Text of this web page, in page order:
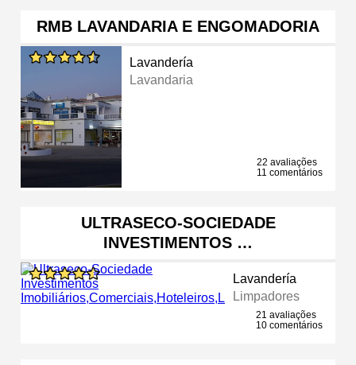
RMB LAVANDARIA E ENGOMADORIA
Lavandería
Lavandaria
22 avaliações
11 comentários
ULTRASECO-SOCIEDADE
INVESTIMENTOS …
Lavandería
Limpadores
21 avaliações
10 comentários